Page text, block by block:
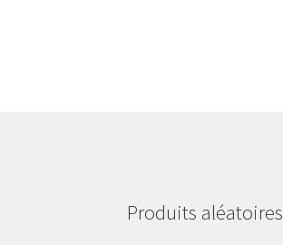
Produits aléatoires